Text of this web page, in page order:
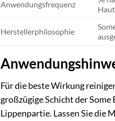
Anwendungsfrequenz
Herstellerphilosophie
Für die beste Wirkung
großzügige Schicht der
Lippenpartie. Lassen Sie die